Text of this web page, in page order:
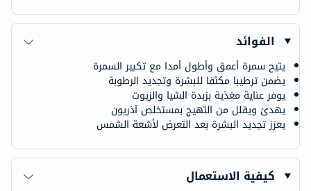
الفوائد
يتيح سمرة أعمق وأطول أمدا مع تكبير السمرة
يضمن ترطيبا مكثفا للبشرة وتجديد الرطوبة
يوفر عناية مغذية بزبدة الشيا والزيوت
يهدئ ويقلل من التهيج بمستخلص آذريون
يعزز تجديد البشرة بعد التعرض لأشعة الشمس
كيفية الاستعمال